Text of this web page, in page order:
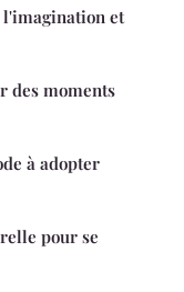
et
des moments
à adopter
pour se